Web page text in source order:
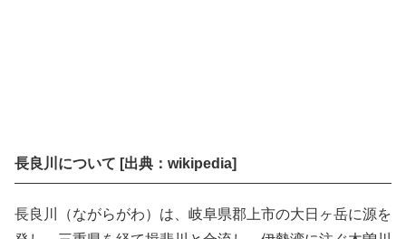
長良川について [出典：wikipedia]
長良川（ながらがわ）は、岐阜県郡上市の大日ヶ岳に源を